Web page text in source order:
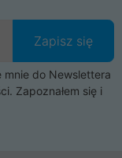
Zapisz się
do Newslettera
Zapoznałem się i